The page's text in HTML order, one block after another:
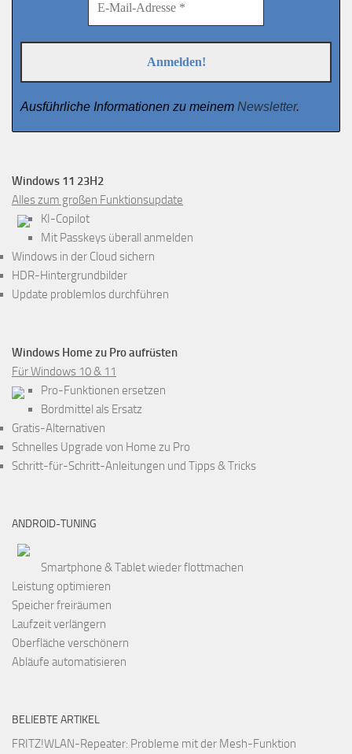
Ausführliche Informationen zu meinem Newsletter.
Windows 11 23H2
Alles zum großen Funktionsupdate
KI-Copilot
Mit Passkeys überall anmelden
Windows in der Cloud sichern
HDR-Hintergrundbilder
Update problemlos durchführen
Windows Home zu Pro aufrüsten
Für Windows 10 & 11
Pro-Funktionen ersetzen
Bordmittel als Ersatz
Gratis-Alternativen
Schnelles Upgrade von Home zu Pro
Schritt-für-Schritt-Anleitungen und Tipps & Tricks
ANDROID-TUNING
Smartphone & Tablet wieder flottmachen
Leistung optimieren
Speicher freiräumen
Laufzeit verlängern
Oberfläche verschönern
Abläufe automatisieren
BELIEBTE ARTIKEL
FRITZ!WLAN-Repeater: Probleme mit der Mesh-Funktion